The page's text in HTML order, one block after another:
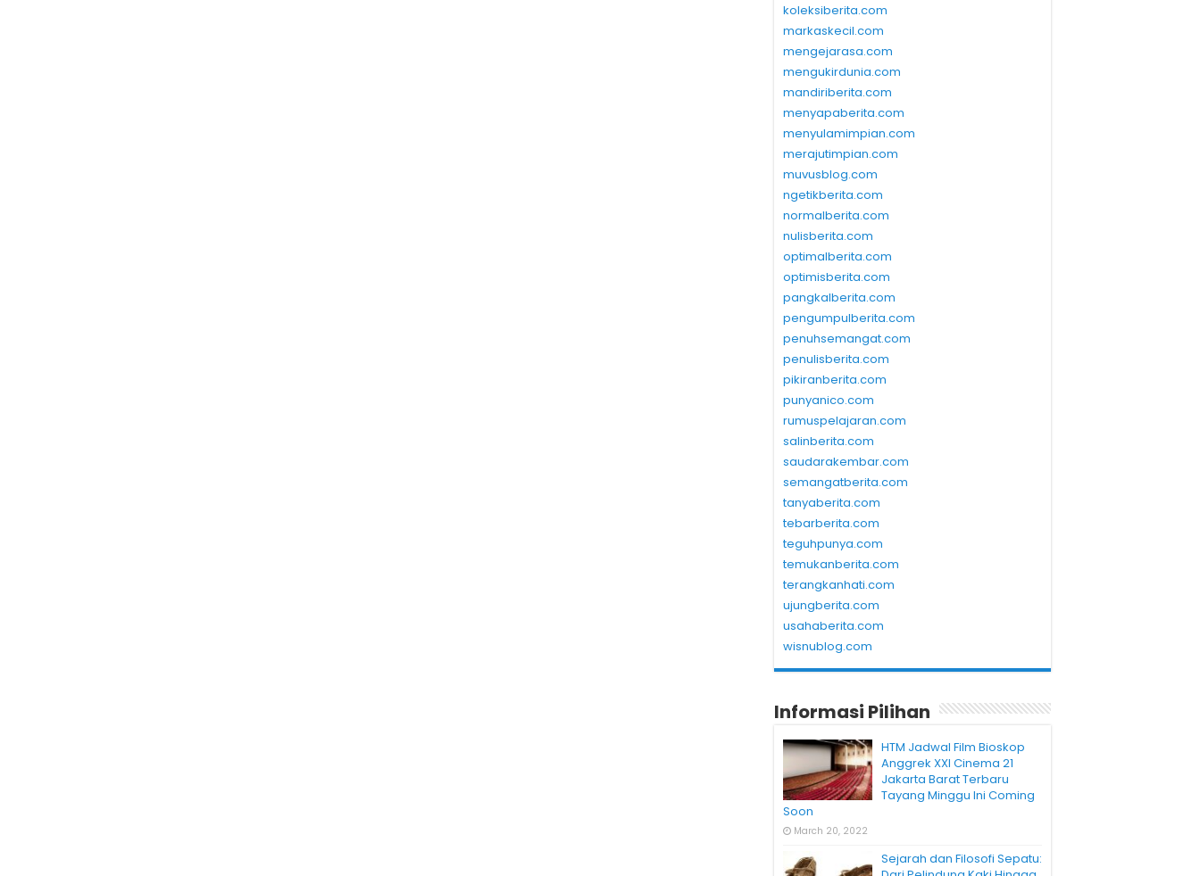
koleksiberita.com
markaskecil.com
mengejarasa.com
mengukirdunia.com
mandiriberita.com
menyapaberita.com
menyulamimpian.com
merajutimpian.com
muvusblog.com
ngetikberita.com
normalberita.com
nulisberita.com
optimalberita.com
optimisberita.com
pangkalberita.com
pengumpulberita.com
penuhsemangat.com
penulisberita.com
pikiranberita.com
punyanico.com
rumuspelajaran.com
salinberita.com
saudarakembar.com
semangatberita.com
tanyaberita.com
tebarberita.com
teguhpunya.com
temukanberita.com
terangkanhati.com
ujungberita.com
usahaberita.com
wisnublog.com
Informasi Pilihan
HTM Jadwal Film Bioskop
Anggrek XXI Cinema 21
Jakarta Barat Terbaru
Tayang Minggu Ini Coming
Soon
March 20, 2022
Sejarah dan Filosofi Sepatu: